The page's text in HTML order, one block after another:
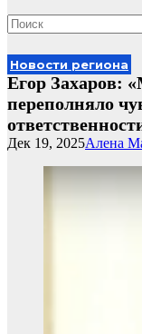
Новости региона
Егор Захаров:
переполняло
Алена
Дек 19, 2025